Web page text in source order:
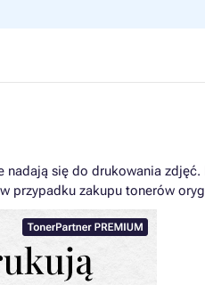
się do drukowania zdjęć.
przypadku zakupu tonerów